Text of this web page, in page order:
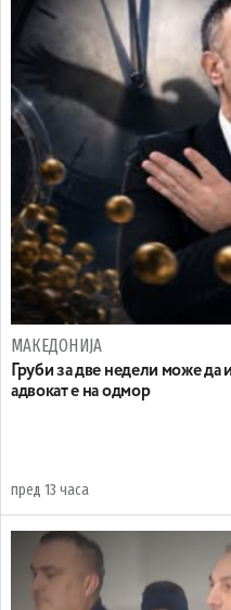
МАКЕДОНИЈА
Груби за две недели може да
адвокат е на одмор
пред 13 часа